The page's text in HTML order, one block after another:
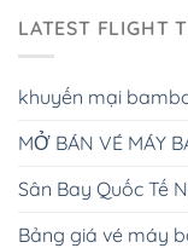
LATEST FLIGHT
khuyến mại
MỞ BÁN VÉ MÁY
Sân Bay Quốc Tế
Bảng giá vé máy